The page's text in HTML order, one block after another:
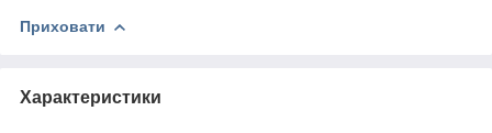
Приховати
Характеристики